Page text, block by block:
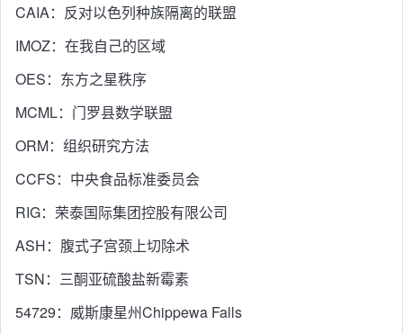
CAIA：反对以色列种族隔离的联盟
IMOZ：在我自己的区域
OES：东方之星秩序
MCML：门罗县数学联盟
ORM：组织研究方法
CCFS：中央食品标准委员会
RIG：荣泰国际集团控股有限公司
ASH：腹式子宫颈上切除术
TSN：三酮亚硫酸盐新霉素
54729：威斯康星州Chippewa Falls